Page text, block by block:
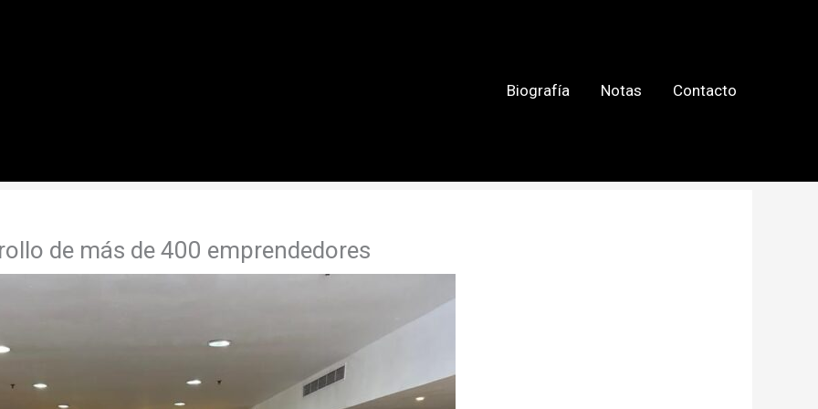
Biografía
Notas Contacto
de más de 400 emprendedores